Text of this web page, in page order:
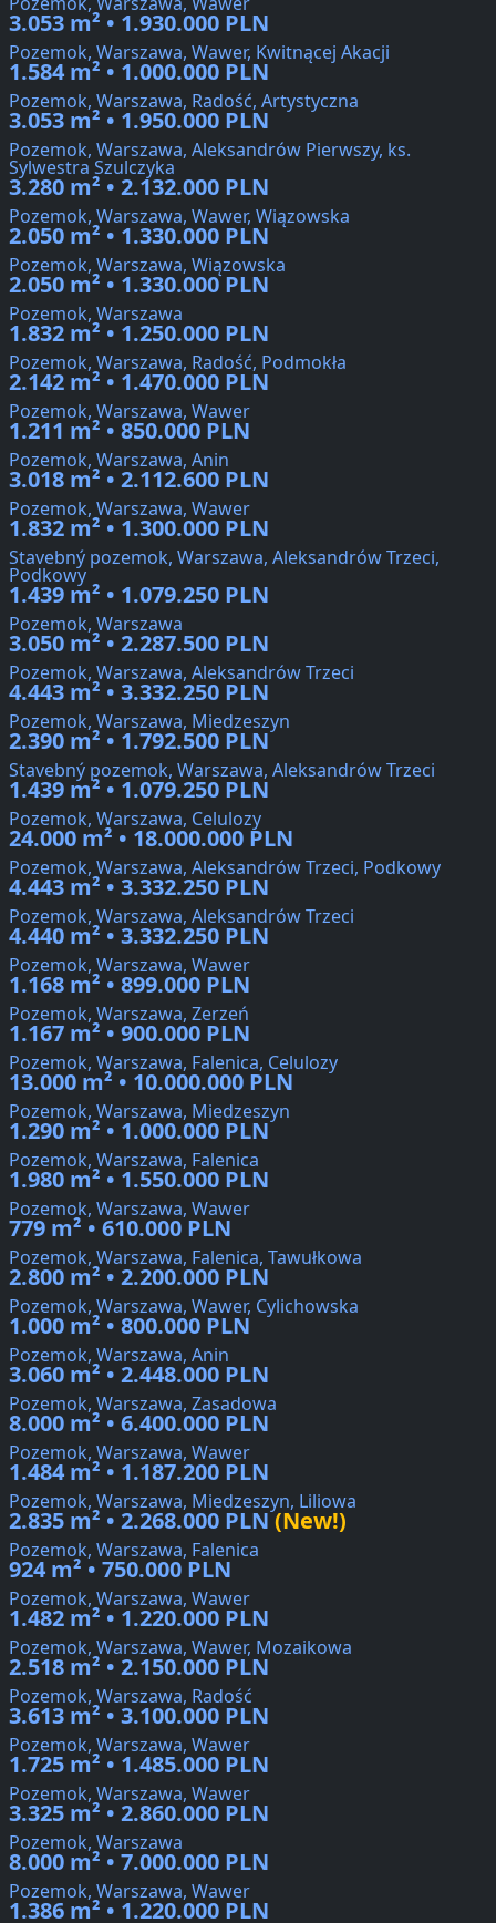
3.053 m² • 1.930.000 PLN
Pozemok, Warszawa, Wawer, Kwitnącej Akacji
1.584 m² • 1.000.000 PLN
Pozemok, Warszawa, Radość, Artystyczna
3.053 m² • 1.950.000 PLN
Pozemok, Warszawa, Aleksandrów Pierwszy, ks.
Sylwestra Szulczyka
3.280 m² • 2.132.000 PLN
Pozemok, Warszawa, Wawer, Wiązowska
2.050 m² • 1.330.000 PLN
Pozemok, Warszawa, Wiązowska
2.050 m² • 1.330.000 PLN
Pozemok, Warszawa
1.832 m² • 1.250.000 PLN
Pozemok, Warszawa, Radość, Podmokła
2.142 m² • 1.470.000 PLN
Pozemok, Warszawa, Wawer
1.211 m² • 850.000 PLN
Pozemok, Warszawa, Anin
3.018 m² • 2.112.600 PLN
Pozemok, Warszawa, Wawer
1.832 m² • 1.300.000 PLN
Stavebný pozemok, Warszawa, Aleksandrów Trzeci,
Podkowy
1.439 m² • 1.079.250 PLN
Pozemok, Warszawa
3.050 m² • 2.287.500 PLN
Pozemok, Warszawa, Aleksandrów Trzeci
4.443 m² • 3.332.250 PLN
Pozemok, Warszawa, Miedzeszyn
2.390 m² • 1.792.500 PLN
Stavebný pozemok, Warszawa, Aleksandrów Trzeci
1.439 m² • 1.079.250 PLN
Pozemok, Warszawa, Celulozy
24.000 m² • 18.000.000 PLN
Pozemok, Warszawa, Aleksandrów Trzeci, Podkowy
4.443 m² • 3.332.250 PLN
Pozemok, Warszawa, Aleksandrów Trzeci
4.440 m² • 3.332.250 PLN
Pozemok, Warszawa, Wawer
1.168 m² • 899.000 PLN
Pozemok, Warszawa, Zerzeń
1.167 m² • 900.000 PLN
Pozemok, Warszawa, Falenica, Celulozy
13.000 m² • 10.000.000 PLN
Pozemok, Warszawa, Miedzeszyn
1.290 m² • 1.000.000 PLN
Pozemok, Warszawa, Falenica
1.980 m² • 1.550.000 PLN
Pozemok, Warszawa, Wawer
779 m² • 610.000 PLN
Pozemok, Warszawa, Falenica, Tawułkowa
2.800 m² • 2.200.000 PLN
Pozemok, Warszawa, Wawer, Cylichowska
1.000 m² • 800.000 PLN
Pozemok, Warszawa, Anin
3.060 m² • 2.448.000 PLN
Pozemok, Warszawa, Zasadowa
8.000 m² • 6.400.000 PLN
Pozemok, Warszawa, Wawer
1.484 m² • 1.187.200 PLN
Pozemok, Warszawa, Miedzeszyn, Liliowa
2.835 m² • 2.268.000 PLN(New!)
Pozemok, Warszawa, Falenica
924 m² • 750.000 PLN
Pozemok, Warszawa, Wawer
1.482 m² • 1.220.000 PLN
Pozemok, Warszawa, Wawer, Mozaikowa
2.518 m² • 2.150.000 PLN
Pozemok, Warszawa, Radość
3.613 m² • 3.100.000 PLN
Pozemok, Warszawa, Wawer
1.725 m² • 1.485.000 PLN
Pozemok, Warszawa, Wawer
3.325 m² • 2.860.000 PLN
Pozemok, Warszawa
8.000 m² • 7.000.000 PLN
Pozemok, Warszawa, Wawer
1.386 m² • 1.220.000 PLN